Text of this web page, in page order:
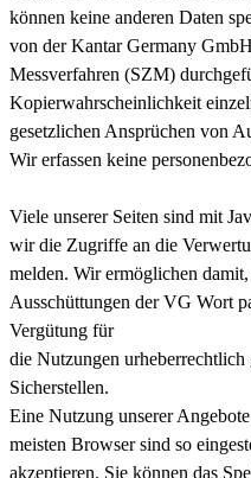
können keine anderen Daten
von der Kantar Germany
Messverfahren (SZM)
Kopierwahrscheinlichkeit
gesetzlichen Ansprüchen von
Wir erfassen keine
Viele unserer Seiten sind mit
wir die Zugriffe an die
melden. Wir ermöglichen
Ausschüttungen der VG Wort
Vergütung für
die Nutzungen
Sicherstellen.
Eine Nutzung unserer
meisten Browser sind so
akzeptieren. Sie können das